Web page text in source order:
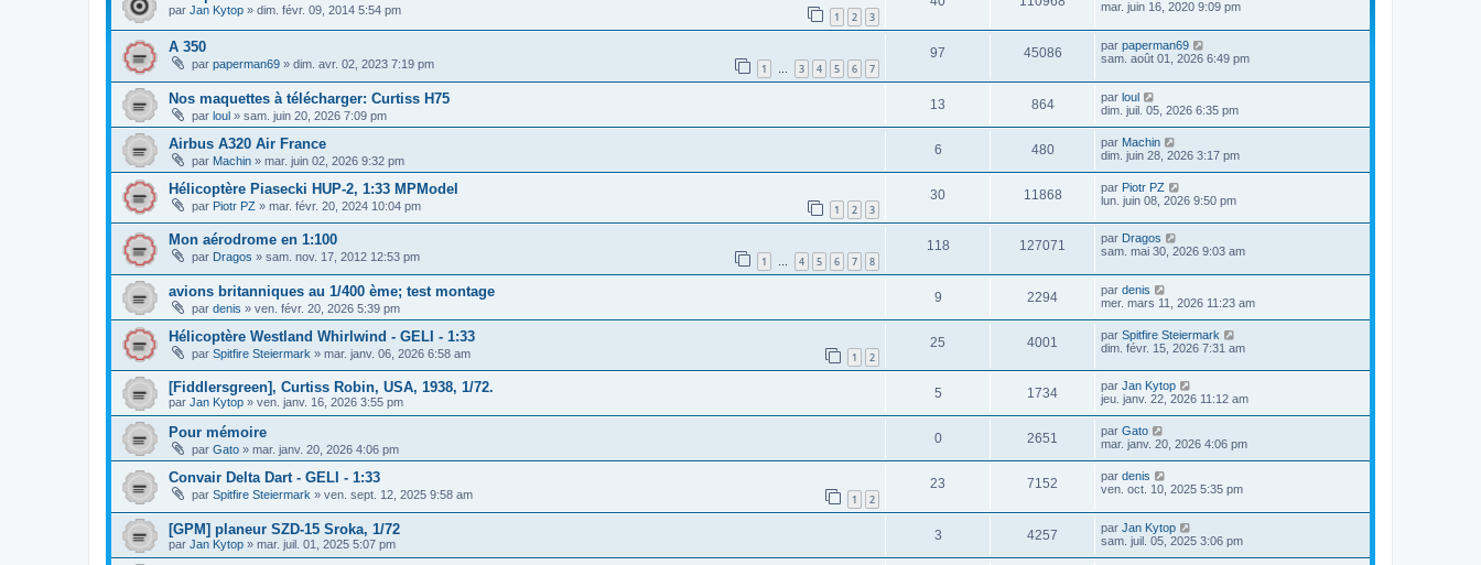
par Jan Kytop » dim. févr. 09, 2014 5:54 pm 1 2 3
mar. juin 16, 2020 9:09 pm
A 350
par paperman69 » dim. avr. 02, 2023 7:19 pm 1 … 3 4 5 6 7
97 45086 par paperman69
sam. août 01, 2026 6:49 pm
Nos maquettes à télécharger: Curtiss H75
par loul » sam. juin 20, 2026 7:09 pm
13 864 par loul
dim. juil. 05, 2026 6:35 pm
Airbus A320 Air France
par Machin » mar. juin 02, 2026 9:32 pm
6 480 par Machin
dim. juin 28, 2026 3:17 pm
Hélicoptère Piasecki HUP-2, 1:33 MPModel
par Piotr PZ » mar. févr. 20, 2024 10:04 pm 1 2 3
30 11868 par Piotr PZ
lun. juin 08, 2026 9:50 pm
Mon aérodrome en 1:100
par Dragos » sam. nov. 17, 2012 12:53 pm 1 … 4 5 6 7 8
118 127071 par Dragos
sam. mai 30, 2026 9:03 am
avions britanniques au 1/400 ème; test montage
par denis » ven. févr. 20, 2026 5:39 pm
9 2294 par denis
mer. mars 11, 2026 11:23 am
Hélicoptère Westland Whirlwind - GELI - 1:33
par Spitfire Steiermark » mar. janv. 06, 2026 6:58 am 1 2
25 4001 par Spitfire Steiermark
dim. févr. 15, 2026 7:31 am
[Fiddlersgreen], Curtiss Robin, USA, 1938, 1/72.
par Jan Kytop » ven. janv. 16, 2026 3:55 pm
5 1734 par Jan Kytop
jeu. janv. 22, 2026 11:12 am
Pour mémoire
par Gato » mar. janv. 20, 2026 4:06 pm
0 2651 par Gato
mar. janv. 20, 2026 4:06 pm
Convair Delta Dart - GELI - 1:33
par Spitfire Steiermark » ven. sept. 12, 2025 9:58 am 1 2
23 7152 par denis
ven. oct. 10, 2025 5:35 pm
[GPM] planeur SZD-15 Sroka, 1/72
par Jan Kytop » mar. juil. 01, 2025 5:07 pm
3 4257 par Jan Kytop
sam. juil. 05, 2025 3:06 pm